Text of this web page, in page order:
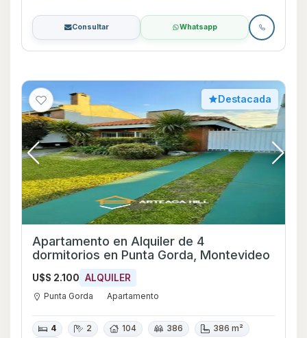
Consultar Whatsapp
Destacada
Apartamento en Alquiler de 4
dormitorios en Punta Gorda, Montevideo
U$S 2.100 ALQUILER
Punta Gorda Apartamento
4 2 104 386
386 m²